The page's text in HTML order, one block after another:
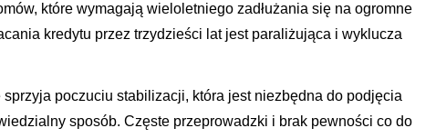
które wymagają wieloletniego zadłużania się na ogromne
kredytu przez trzydzieści lat jest paraliżująca i wyklucza
poczuciu stabilizacji, która jest niezbędna do podjęcia
sposób. Częste przeprowadzki i brak pewności co do